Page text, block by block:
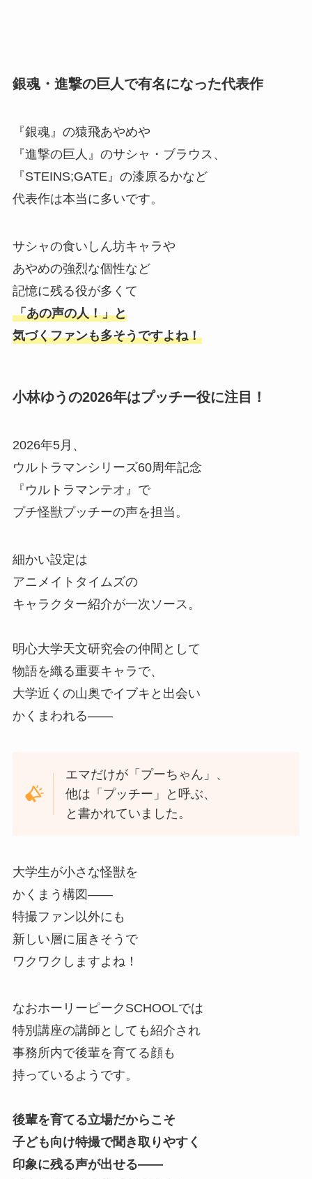
銀魂・進撃の巨人で有名になった代表作
『銀魂』の猿飛あやめや
『進撃の巨人』のサシャ・ブラウス、
『STEINS;GATE』の漆原るかなど
代表作は本当に多いです。
サシャの食いしん坊キャラや
あやめの強烈な個性など
記憶に残る役が多くて
「あの声の人！」と
気づくファンも多そうですよね！
小林ゆうの2026年はプッチー役に注目！
2026年5月、
ウルトラマンシリーズ60周年記念
『ウルトラマンテオ』で
プチ怪獣プッチーの声を担当。
細かい設定は
アニメイトタイムズの
キャラクター紹介が一次ソース。
明心大学天文研究会の仲間として
物語を織る重要キャラで、
大学近くの山奥でイブキと出会い
かくまわれる——
エマだけが「プーちゃん」、
他は「プッチー」と呼ぶ、
と書かれていました。
大学生が小さな怪獣を
かくまう構図——
特撮ファン以外にも
新しい層に届きそうで
ワクワクしますよね！
なおホーリーピークSCHOOLでは
特別講座の講師としても紹介され
事務所内で後輩を育てる顔も
持っているようです。
後輩を育てる立場だからこそ
子ども向け特撮で聞き取りやすく
印象に残る声が出せる——